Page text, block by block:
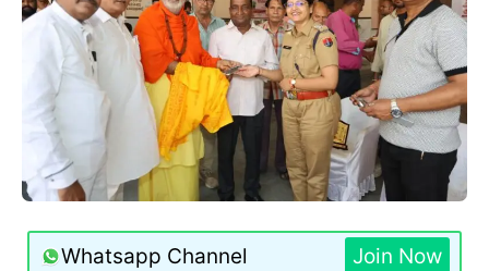
Whatsapp Channel Join Now